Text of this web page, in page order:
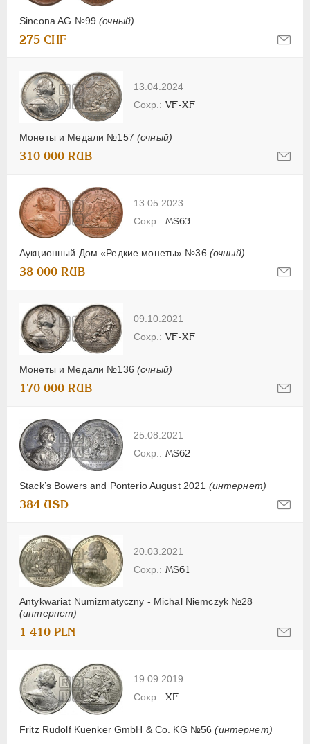
Sincona AG №99(очный)
275 CHF
13.04.2024
Монеты и Медали №157 (очный)
VF-XF
310 000 RUB
13.05.2023
Аукционный Дом «Редкие монеты» №36 (очный)
MS63
38 000 RUB
09.10.2021
Монеты и Медали №136 (очный)
VF-XF
170 000 RUB
25.08.2021
Stack’s Bowers and Ponterio August 2021 (интернет)
MS62
384 USD
20.03.2021
Antykwariat Numizmatyczny - Michal Niemczyk №28
(интернет)
MS61
1 410 PLN
19.09.2019
Fritz Rudolf Kuenker GmbH & Co. KG №56(интернет)
XF